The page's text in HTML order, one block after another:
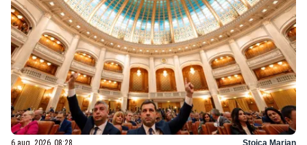
6 aug. 2026, 08:28 Stoica Marian